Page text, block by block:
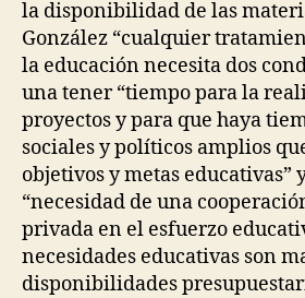
la disponibilidad de las
González “cualquier
la educación necesita dos
una tener “tiempo para la
proyectos y para que haya
sociales y políticos amplios
objetivos y metas educativas”
“necesidad de una
privada en el esfuerzo
necesidades educativas son
disponibilidades